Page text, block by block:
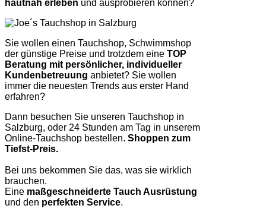
hautnah erleben und ausprobieren können?
Sie wollen einen Tauchshop, Schwimmshop
der günstige Preise und trotzdem eine TOP
Beratung mit persönlicher, individueller
Kundenbetreuung anbietet? Sie wollen
immer die neuesten Trends aus erster Hand
erfahren?
Dann besuchen Sie unseren Tauchshop in
Salzburg, oder 24 Stunden am Tag in unserem
Online-Tauchshop bestellen. Shoppen zum
Tiefst-Preis.
Bei uns bekommen Sie das, was sie wirklich
brauchen.
Eine maßgeschneiderte Tauch Ausrüstung
und den perfekten Service.